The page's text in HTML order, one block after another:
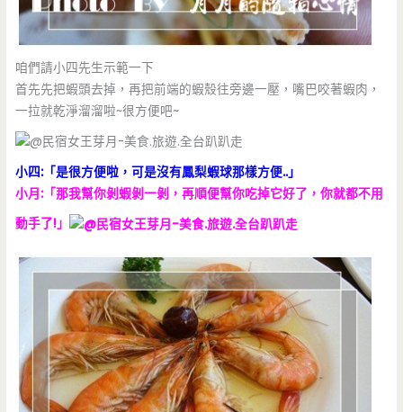
咱們請小四先生示範一下
首先先把蝦頭去掉，再把前端的蝦殼往旁邊一壓，嘴巴咬著蝦肉，
一拉就乾淨溜溜啦~很方便吧~
小四:「是很方便啦，可是沒有鳳梨蝦球那樣方便..」
小月:「那我幫你剝蝦剝一剝，再順便幫你吃掉它好了，你就都不用
動手了!」